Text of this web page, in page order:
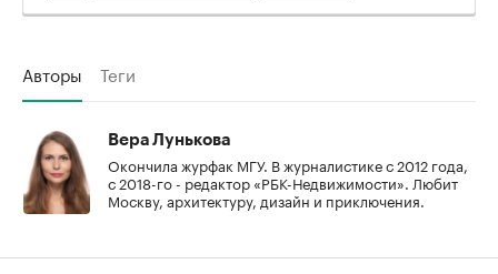
Авторы Теги
Вера Лунькова
Окончила журфак МГУ. В журналистике с 2012 года,
с 2018-го - редактор «РБК-Недвижимости». Любит
Москву, архитектуру, дизайн и приключения.